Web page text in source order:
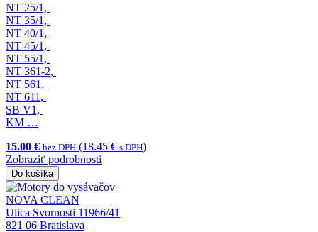
NT 25/1,
NT 35/1,
NT 40/1,
NT 45/1,
NT 55/1,
NT 361-2,
NT 561,
NT 611,
SB V1,
KM …
15.00 € bez DPH (18.45 € s DPH)
Zobraziť podrobnosti
Do košíka
NOVA CLEAN
Ulica Svornosti 11966/41
821 06 Bratislava